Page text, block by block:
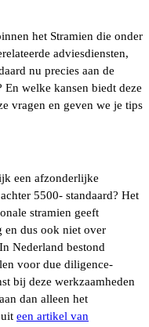
het Stramien die onder
adviesdiensten,
nu precies aan de
welke kansen biedt deze
vragen en geven we je tips
een afzonderlijke
5500- standaard? Het
stramien geeft
en dus ook niet over
Nederland bestond
voor due diligence-
bij deze werkzaamheden
dan alleen het
een artikel van